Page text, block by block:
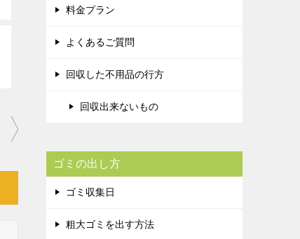
料金プラン
よくあるご質問
回収した不用品の行方
回収出来ないもの
ゴミの出し方
ゴミ収集日
粗大ゴミを出す方法